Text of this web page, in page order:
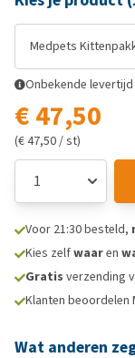
Medpets
Onbekende levertijd
€ 47,50
(€ 47,50 / st)
Voor 21:30 besteld,
Kies zelfwaaren
Gratis verzending
Klanten beoordelen
Wat anderen